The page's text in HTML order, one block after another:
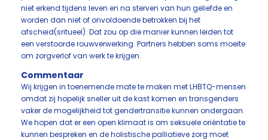
niet erkend tijdens leven en na sterven van hun geliefde en
worden dan niet of onvoldoende betrokken bij het
afscheid(sritueel). Dat zou op die manier kunnen leiden tot
een verstoorde rouwverwerking. Partners hebben soms moeite
om zorgverlof van werk te krijgen.
Commentaar
Wij krijgen in toenemende mate te maken met LHBTQ-mensen
omdat zij hopelijk sneller uit de kast komen en transgenders
vaker de mogelijkheid tot gendertransitie kunnen ondergaan.
We hopen dat er een open klimaat is om seksuele oriëntatie te
kunnen bespreken en de holistische palliatieve zorg moet